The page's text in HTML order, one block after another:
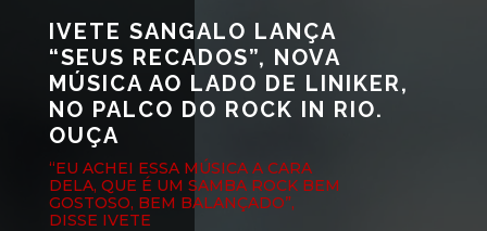
IVETE SANGALO LANÇA
“SEUS RECADOS”, NOVA
MÚSICA AO LADO DE LINIKER,
NO PALCO DO ROCK IN RIO.
OUÇA
“EU ACHEI ESSA MÚSICA A CARA
DELA, QUE É UM SAMBA ROCK BEM
GOSTOSO, BEM BALANÇADO”,
DISSE IVETE